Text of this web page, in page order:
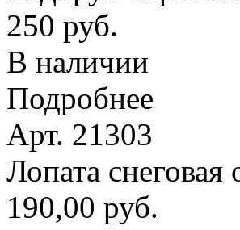
250 руб.
В наличии
Подробнее
Арт. 21303
Лопата
190,00 руб.